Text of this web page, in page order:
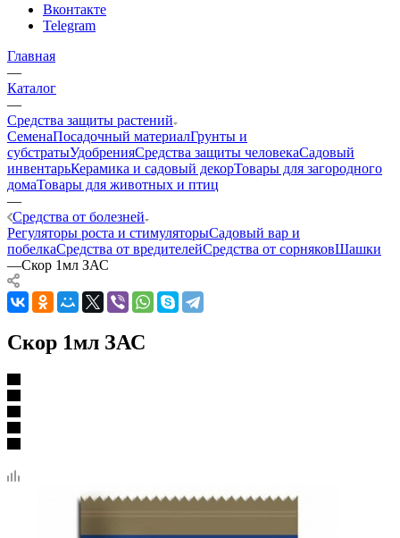
Вконтакте
Telegram
Главная
—
Каталог
—
Средства защиты растений
СеменаПосадочный материалГрунты и
субстратыУдобренияСредства защиты человекаСадовый
инвентарьКерамика и садовый декорТовары для загородного
домаТовары для животных и птиц
—
Средства от болезней
Регуляторы роста и стимуляторыСадовый вар и
побелкаСредства от вредителейСредства от сорняковШашки
—Скор 1мл ЗАС
Скор 1мл ЗАС